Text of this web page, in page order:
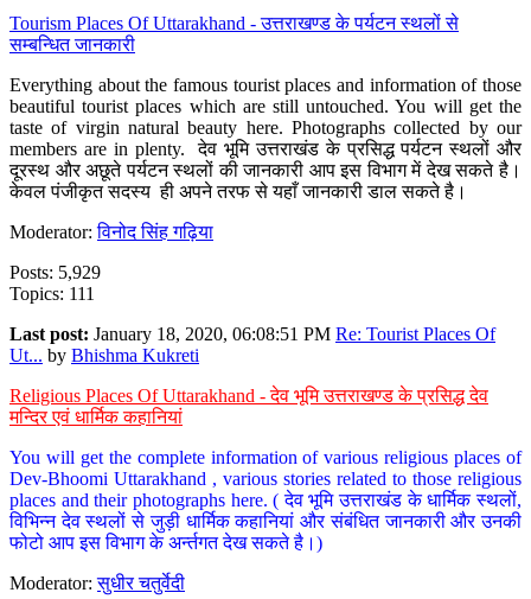
Tourism Places Of Uttarakhand - उत्तराखण्ड के पर्यटन स्थलों से
सम्बन्धित जानकारी
Everything about the famous tourist places and information of those
beautiful tourist places which are still untouched. You will get the
taste of virgin natural beauty here. Photographs collected by our
members are in plenty. देव भूमि उत्तराखंड के प्रसिद्ध पर्यटन स्थलों और
दूरस्थ और अछूते पर्यटन स्थलों की जानकारी आप इस विभाग में देख सकते है।
केवल पंजीकृत सदस्य ही अपने तरफ से यहाँ जानकारी डाल सकते है।
Moderator:विनोद सिंह गढ़िया
Posts: 5,929
Topics: 111
Last post: January 18, 2020, 06:08:51 PM Re: Tourist Places Of
Ut... by Bhishma Kukreti
Religious Places Of Uttarakhand - देव भूमि उत्तराखण्ड के प्रसिद्ध देव
मन्दिर एवं धार्मिक कहानियां
You will get the complete information of various religious places of
Dev-Bhoomi Uttarakhand , various stories related to those religious
places and their photographs here. ( देव भूमि उत्तराखंड के धार्मिक स्थलों,
विभिन्न देव स्थलों से जुड़ी धार्मिक कहानियां और संबंधित जानकारी और उनकी
फोटो आप इस विभाग के अर्न्तगत देख सकते है।)
Moderator:सुधीर चतुर्वेदी